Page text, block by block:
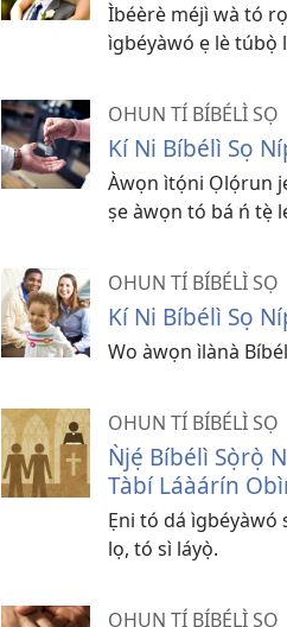
Ìbéèrè méjì wà tó
ìgbéyàwó ẹ lè túbọ̀
OHUN TÍ BÍBÉLÌ SỌ
Kí Ni Bíbélì Sọ
Àwọn ìtọ́ni Ọlọ́run
ṣe àwọn tó bá ń tẹ̀
OHUN TÍ BÍBÉLÌ SỌ
Kí Ni Bíbélì Sọ
Wo àwọn ìlànà
OHUN TÍ BÍBÉLÌ SỌ
Ǹjẹ́ Bíbélì Sọ̀rọ̀
Tàbí Láàárín
Ẹni tó dá ìgbéyàwó
lọ, tó sì láyọ̀.
OHUN TÍ BÍBÉLÌ SỌ